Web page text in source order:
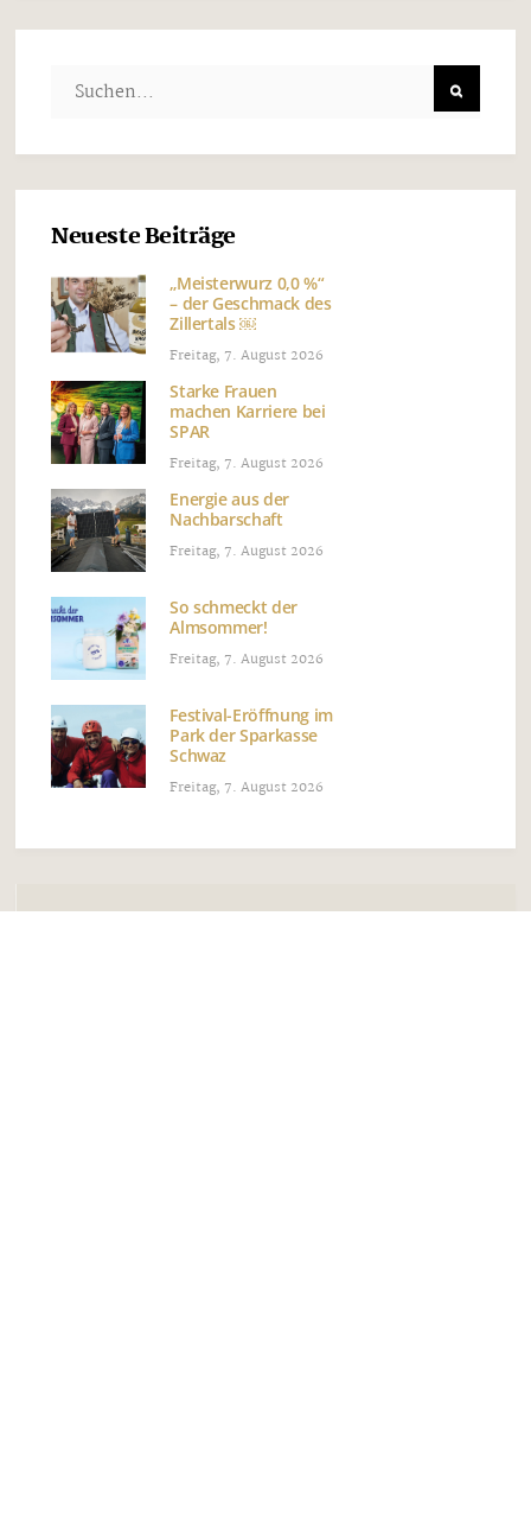
Neueste Beiträge
„Meisterwurz 0,0 %“
– der Geschmack des
Zillertals ￼
Freitag, 7. August 2026
Starke Frauen
machen Karriere bei
SPAR
Freitag, 7. August 2026
Energie aus der
Nachbarschaft
Freitag, 7. August 2026
So schmeckt der
Almsommer!
Freitag, 7. August 2026
Festival-Eröffnung im
Park der Sparkasse
Schwaz
Freitag, 7. August 2026